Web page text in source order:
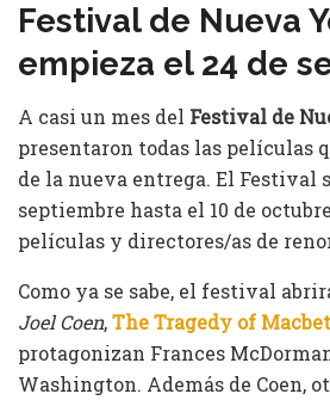
Festival de Nueva
empieza el 24 de
A casi un mes del Festival de
presentaron todas las películas
de la nueva entrega. El Festival
septiembre hasta el 10 de
películas y directores/as de
Como ya se sabe, el festival
Joel Coen,The Tragedy of
protagonizan Frances
Washington. Además de Coen,